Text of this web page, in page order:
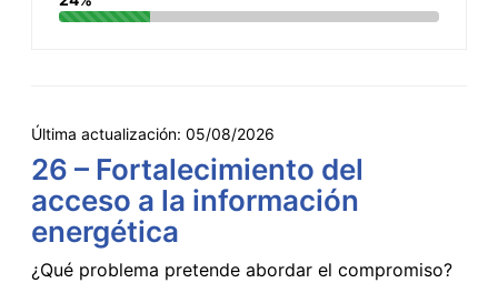
Última actualización: 05/08/2026
26 – Fortalecimiento del
acceso a la información
energética
¿Qué problema pretende abordar el compromiso?